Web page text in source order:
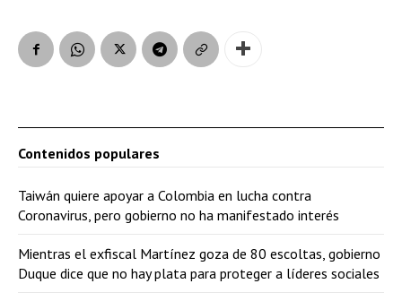
Contenidos populares
Taiwán quiere apoyar a Colombia en lucha contra
Coronavirus, pero gobierno no ha manifestado interés
Mientras el exfiscal Martínez goza de 80 escoltas, gobierno
Duque dice que no hay plata para proteger a líderes sociales